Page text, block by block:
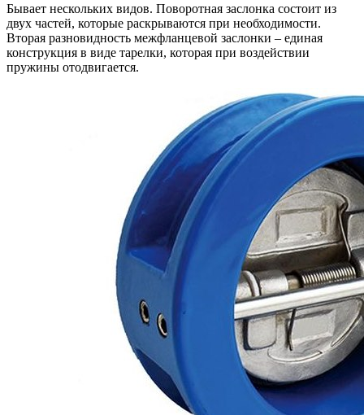
Бывает нескольких видов. Поворотная заслонка состоит из
двух частей, которые раскрываются при необходимости.
Вторая разновидность межфланцевой заслонки – единая
конструкция в виде тарелки, которая при воздействии
пружины отодвигается.